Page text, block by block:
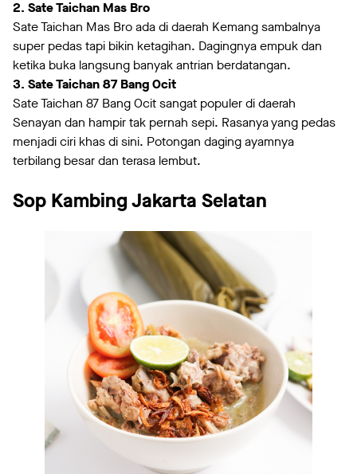
2. Sate Taichan Mas Bro
Sate Taichan Mas Bro ada di daerah Kemang sambalnya
super pedas tapi bikin ketagihan. Dagingnya empuk dan
ketika buka langsung banyak antrian berdatangan.
3. Sate Taichan 87 Bang Ocit
Sate Taichan 87 Bang Ocit sangat populer di daerah
Senayan dan hampir tak pernah sepi. Rasanya yang pedas
menjadi ciri khas di sini. Potongan daging ayamnya
terbilang besar dan terasa lembut.
Sop Kambing Jakarta Selatan